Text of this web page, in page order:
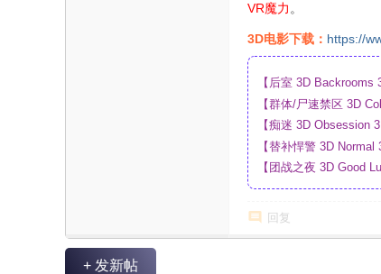
VR魔力 。
3D电影下载： https://
【后室 3D
【群体/尸速禁区 3D
盘
【痴迷 3D Obsession
【替补悍警 3D
【团战之夜 3D Good
回复
+ 发新帖